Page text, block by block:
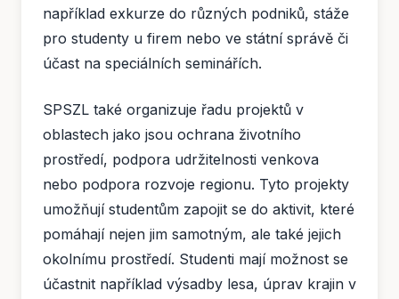
například exkurze do různých podniků, stáže
pro studenty u firem nebo ve státní správě či
účast na speciálních seminářích.
SPSZL také organizuje řadu projektů v
oblastech jako jsou ochrana životního
prostředí, podpora udržitelnosti venkova
nebo podpora rozvoje regionu. Tyto projekty
umožňují studentům zapojit se do aktivit, které
pomáhají nejen jim samotným, ale také jejich
okolnímu prostředí. Studenti mají možnost se
účastnit například výsadby lesa, úprav krajin v